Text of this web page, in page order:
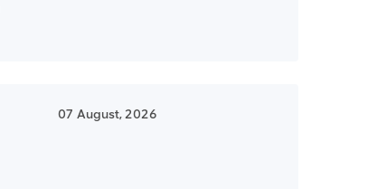
07 August, 2026